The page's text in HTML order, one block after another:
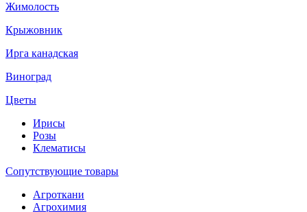
Жимолость
Крыжовник
Ирга канадская
Виноград
Цветы
Ирисы
Розы
Клематисы
Сопутствующие товары
Агроткани
Агрохимия